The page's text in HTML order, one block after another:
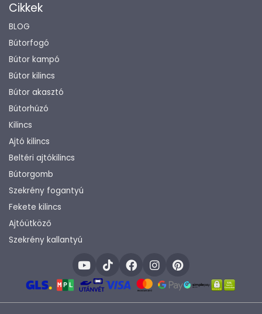
Cikkek
BLOG
Bútorfogó
Bútor kampó
Bútor kilincs
Bútor akasztó
Bútorhúzó
Kilincs
Ajtó kilincs
Beltéri ajtókilincs
Bútorgomb
Szekrény fogantyú
Fekete kilincs
Ajtóütköző
Szekrény kallantyú